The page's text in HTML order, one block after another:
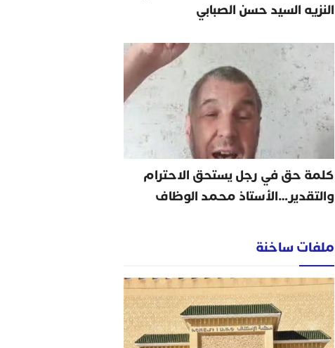
النزيه السيد حسن الصبابي
كلمة حق في رجل يستحق الاحترام
والتقدير…الأستاذ محمد الوظاف
ملفات ساخنة